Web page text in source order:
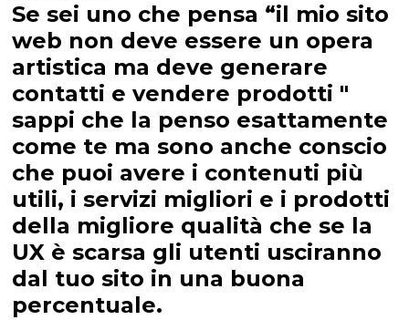
Se sei uno che pensa “il mio sito
web non deve essere un opera
artistica ma deve generare
contatti e vendere prodotti "
sappi che la penso esattamente
come te ma sono anche conscio
che puoi avere i contenuti più
utili, i servizi migliori e i prodotti
della migliore qualità che se la
UX è scarsa gli utenti usciranno
dal tuo sito in una buona
percentuale.